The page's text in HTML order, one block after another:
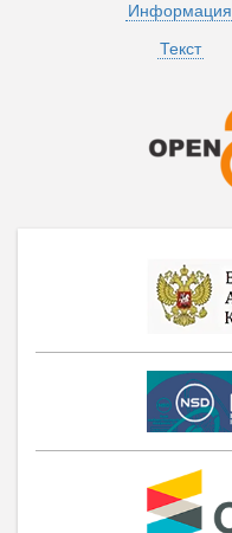
Информация
Текст